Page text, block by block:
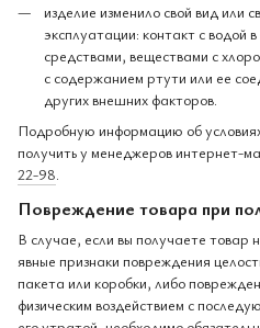
изделие изменило свой вид или
эксплуатации: контакт с водой
средствами, веществами с
с содержанием ртути или ее
других внешних факторов.
Подробную информацию об
получить у менеджеров интернет-
22-98.
Повреждение товара при
В случае, если вы получаете товар
явные признаки повреждения
пакета или коробки, либо
физическим воздействием с